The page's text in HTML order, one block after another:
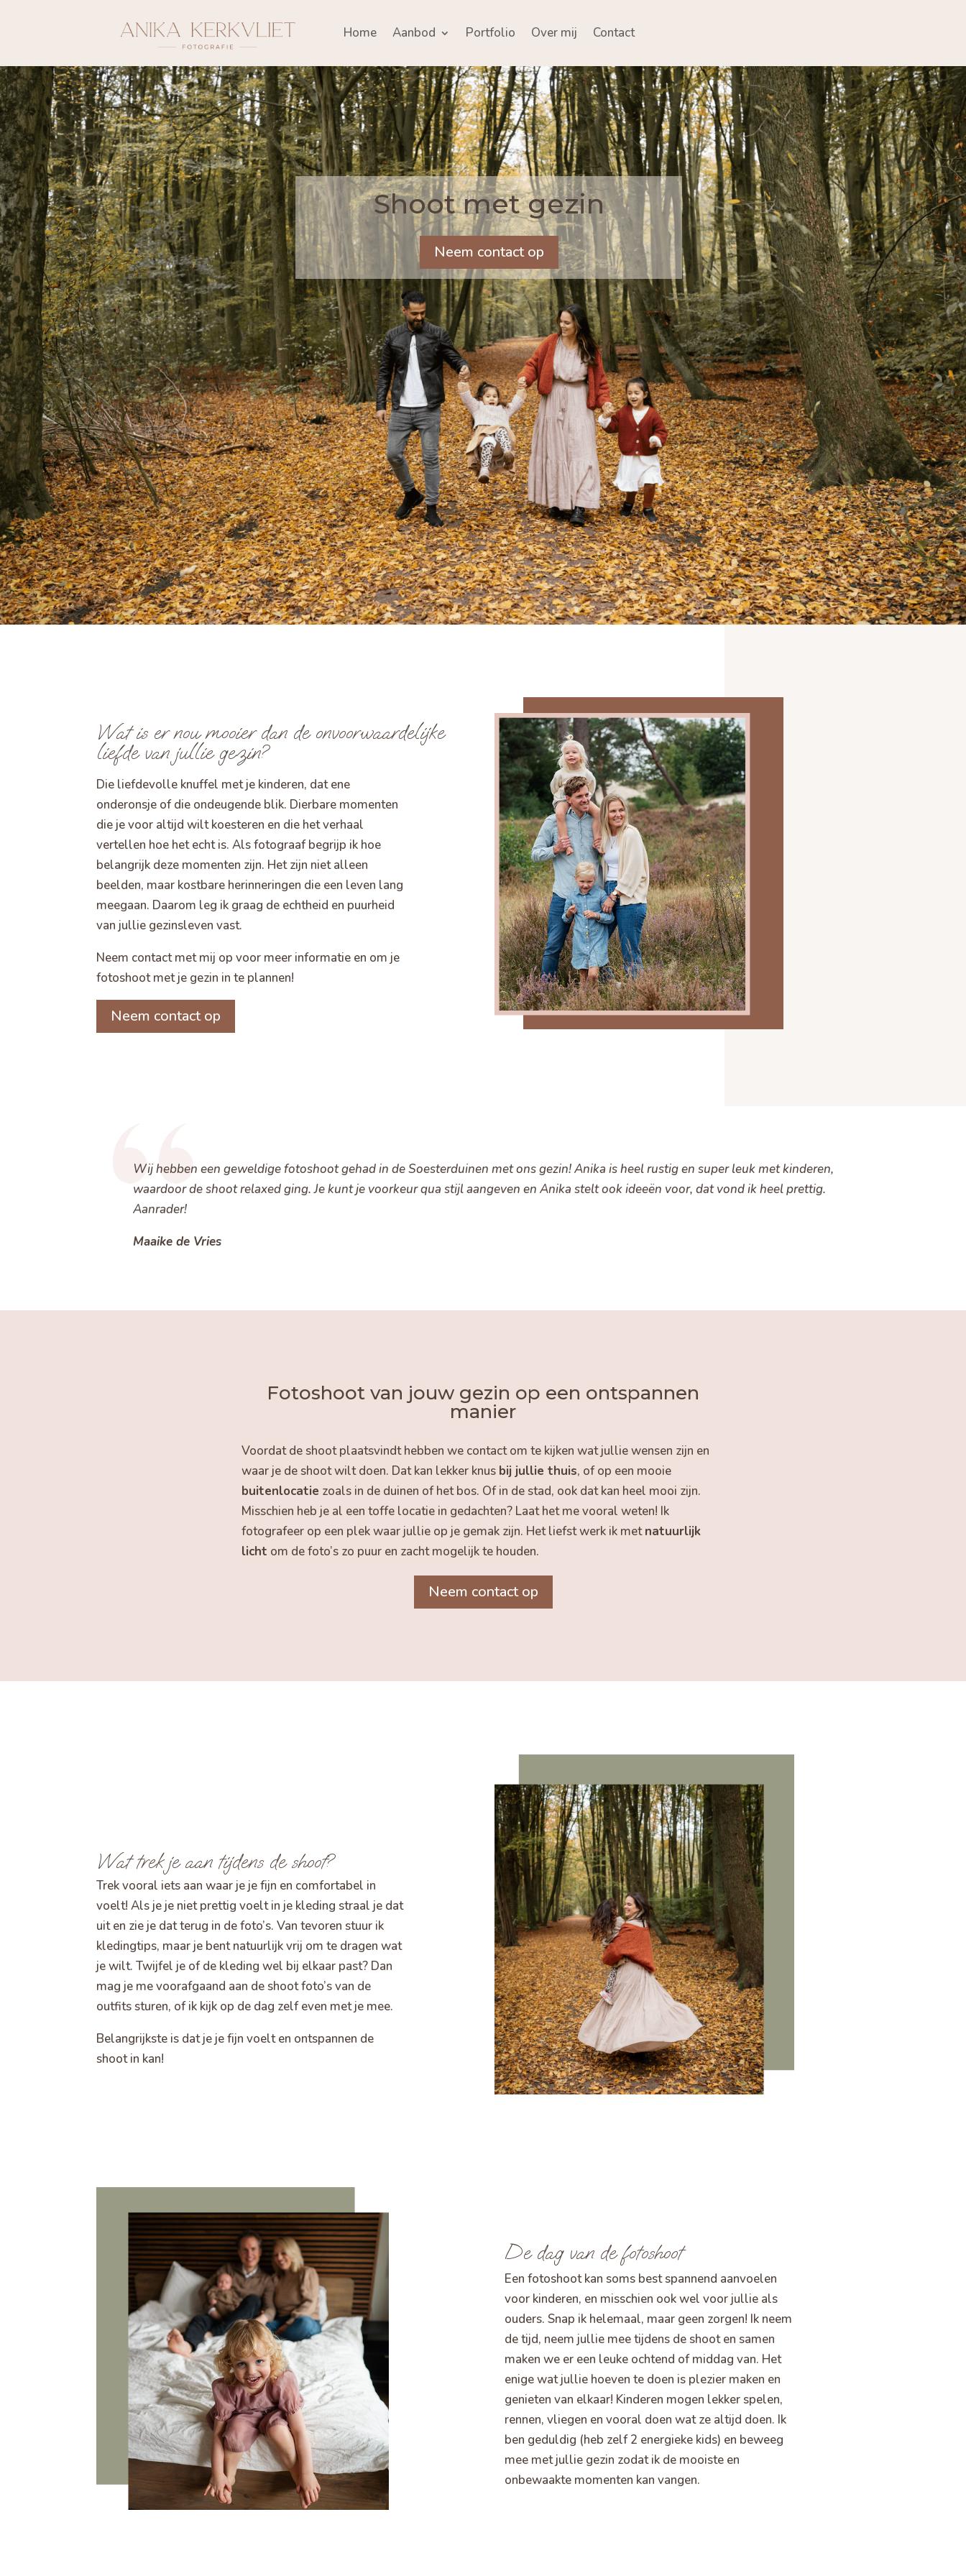
Home Aanbod Portfolio Over mij Contact
Shoot met gezin
Neem contact op
Wat is er nou mooier dan de onvoorwaardelijke
liefde van jullie gezin?
Die liefdevolle knuffel met je kinderen, dat ene
onderonsje of die ondeugende blik. Dierbare momenten
die je voor altijd wilt koesteren en die het verhaal
vertellen hoe het echt is. Als fotograaf begrijp ik hoe
belangrijk deze momenten zijn. Het zijn niet alleen
beelden, maar kostbare herinneringen die een leven lang
meegaan. Daarom leg ik graag de echtheid en puurheid
van jullie gezinsleven vast.
Neem contact met mij op voor meer informatie en om je
fotoshoot met je gezin in te plannen!
Neem contact op
Wij hebben een geweldige fotoshoot gehad in de Soesterduinen met ons gezin! Anika is heel rustig en super leuk met kinderen,
waardoor de shoot relaxed ging. Je kunt je voorkeur qua stijl aangeven en Anika stelt ook ideeën voor, dat vond ik heel prettig.
Aanrader!
Maaike de Vries
Fotoshoot van jouw gezin op een ontspannen
manier
Voordat de shoot plaatsvindt hebben we contact om te kijken wat jullie wensen zijn en
waar je de shoot wilt doen. Dat kan lekker knus bij jullie thuis, of op een mooie
buitenlocatie zoals in de duinen of het bos. Of in de stad, ook dat kan heel mooi zijn.
Misschien heb je al een toffe locatie in gedachten? Laat het me vooral weten! Ik
fotografeer op een plek waar jullie op je gemak zijn. Het liefst werk ik metnatuurlijk
licht om de foto’s zo puur en zacht mogelijk te houden.
Neem contact op
Wat trek je aan tijdens de shoot?
Trek vooral iets aan waar je je fijn en comfortabel in
voelt! Als je je niet prettig voelt in je kleding straal je dat
uit en zie je dat terug in de foto’s. Van tevoren stuur ik
kledingtips, maar je bent natuurlijk vrij om te dragen wat
je wilt. Twijfel je of de kleding wel bij elkaar past? Dan
mag je me voorafgaand aan de shoot foto’s van de
outfits sturen, of ik kijk op de dag zelf even met je mee.
Belangrijkste is dat je je fijn voelt en ontspannen de
shoot in kan!
De dag van de fotoshoot
Een fotoshoot kan soms best spannend aanvoelen
voor kinderen, en misschien ook wel voor jullie als
ouders. Snap ik helemaal, maar geen zorgen! Ik neem
de tijd, neem jullie mee tijdens de shoot en samen
maken we er een leuke ochtend of middag van. Het
enige wat jullie hoeven te doen is plezier maken en
genieten van elkaar! Kinderen mogen lekker spelen,
rennen, vliegen en vooral doen wat ze altijd doen. Ik
ben geduldig (heb zelf 2 energieke kids) en beweeg
mee met jullie gezin zodat ik de mooiste en
onbewaakte momenten kan vangen.